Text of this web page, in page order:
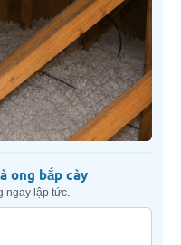
ong bắp cày
ngay lập tức.